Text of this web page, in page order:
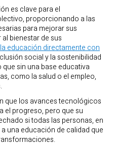
es clave para el
proporcionando a las
para mejorar sus
bienestar de sus
educación directamente con
social y la sostenibilidad
sin una base educativa
como la salud o el empleo,
que los avances tecnológicos
el progreso, pero que su
si todas las personas, en
una educación de calidad que